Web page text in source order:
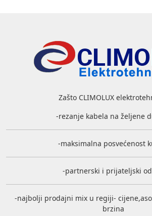
Zašto CLIMOLUX
-rezanje kabela na željene
-maksimalna posvećenost
-partnerski i prijateljski
-najbolji prodajni mix u regiji-
brzina